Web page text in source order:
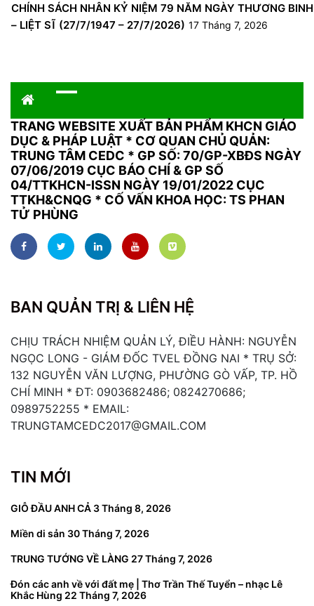
CHÍNH SÁCH NHÂN KỶ NIỆM 79 NĂM NGÀY THƯƠNG BINH
– LIỆT SĨ (27/7/1947 – 27/7/2026) 17 Tháng 7, 2026
TRANG WEBSITE XUẤT BẢN PHẨM KHCN GIÁO
DỤC & PHÁP LUẬT * CƠ QUAN CHỦ QUẢN:
TRUNG TÂM CEDC * GP SỐ: 70/GP-XBĐS NGÀY
07/06/2019 CỤC BÁO CHÍ & GP SỐ
04/TTKHCN-ISSN NGÀY 19/01/2022 CỤC
TTKH&CNQG * CỐ VẤN KHOA HỌC: TS PHAN
TỬ PHÙNG
BAN QUẢN TRỊ & LIÊN HỆ
CHỊU TRÁCH NHIỆM QUẢN LÝ, ĐIỀU HÀNH: NGUYỄN
NGỌC LONG - GIÁM ĐỐC TVEL ĐỒNG NAI * TRỤ SỞ:
132 NGUYỄN VĂN LƯỢNG, PHƯỜNG GÒ VẤP, TP. HỒ
CHÍ MINH * ĐT: 0903682486; 0824270686;
0989752255 * EMAIL:
TRUNGTAMCEDC2017@GMAIL.COM
TIN MỚI
GIỖ ĐẦU ANH CẢ 3 Tháng 8, 2026
Miền di sản 30 Tháng 7, 2026
TRUNG TƯỚNG VỀ LÀNG 27 Tháng 7, 2026
Đón các anh về với đất mẹ | Thơ Trần Thế Tuyển – nhạc Lê
Khắc Hùng 22 Tháng 7, 2026